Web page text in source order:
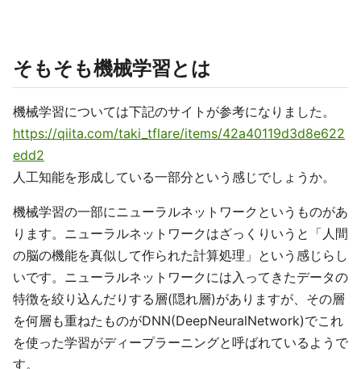
そもそも機械学習とは
機械学習については下記のサイトが参考になりました。
https://qiita.com/taki_tflare/items/42a40119d3d8e622
edd2
人工知能を形成している一部分という感じでしょうか。
機械学習の一部にニューラルネットワークというものがあ
ります。ニューラルネットワークはざっくりいうと「人間
の脳の機能を真似して作られた計算処理」という感じらし
いです。ニューラルネットワークには入ってきたデータの
特徴を絞り込んだりする層(隠れ層)がありますが、その層
を何層も重ねたものがDNN(DeepNeuralNetwork)でこれ
を使った学習がディープラーニングと呼ばれているようで
す。